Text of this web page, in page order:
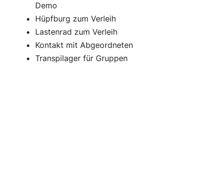
Demo
Hüpfburg zum Verleih
Lastenrad zum Verleih
Kontakt mit Abgeordneten
Transpilager für Gruppen